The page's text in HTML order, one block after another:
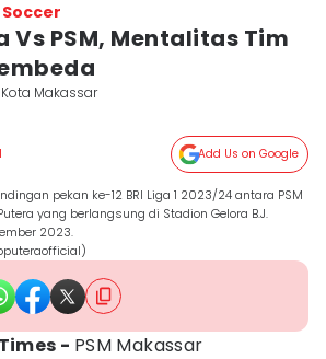
Soccer
Vs PSM, Mentalitas Tim
Kota Makassar
Add Us on Google
pekan ke-12 BRI Liga 1 2023/24 antara PSM
yang berlangsung di Stadion Gelora B.J.
2023.
- PSM Makassar